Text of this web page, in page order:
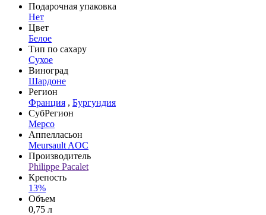
Подарочная упаковка
Нет
Цвет
Белое
Тип по сахару
Сухое
Виноград
Шардоне
Регион
Франция , Бургундия
СубРегион
Мерсо
Аппелласьон
Meursault AOC
Производитель
Philippe Pacalet
Крепость
13%
Объем
0,75 л